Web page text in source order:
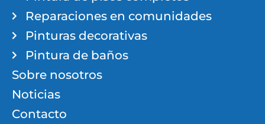
Reparaciones en comunidades
Pinturas decorativas
Pintura de baños
Sobre nosotros
Noticias
Contacto